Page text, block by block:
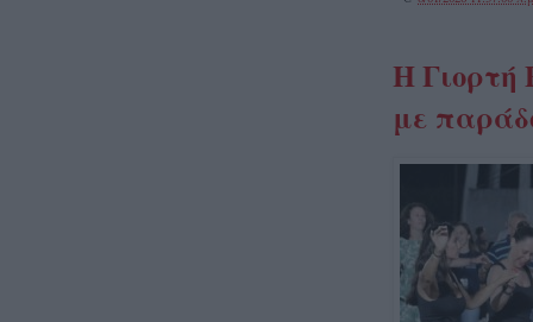
Η Γιορτή
με